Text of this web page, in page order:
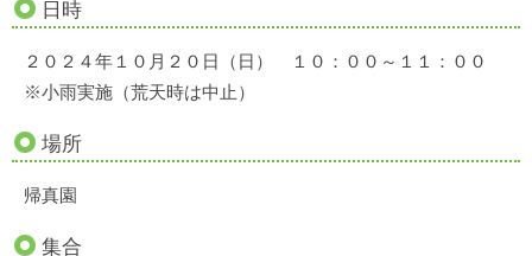
日時
２０２４年１０月２０日（日） １０：００～１１：００
※小雨実施（荒天時は中止）
場所
帰真園
集合